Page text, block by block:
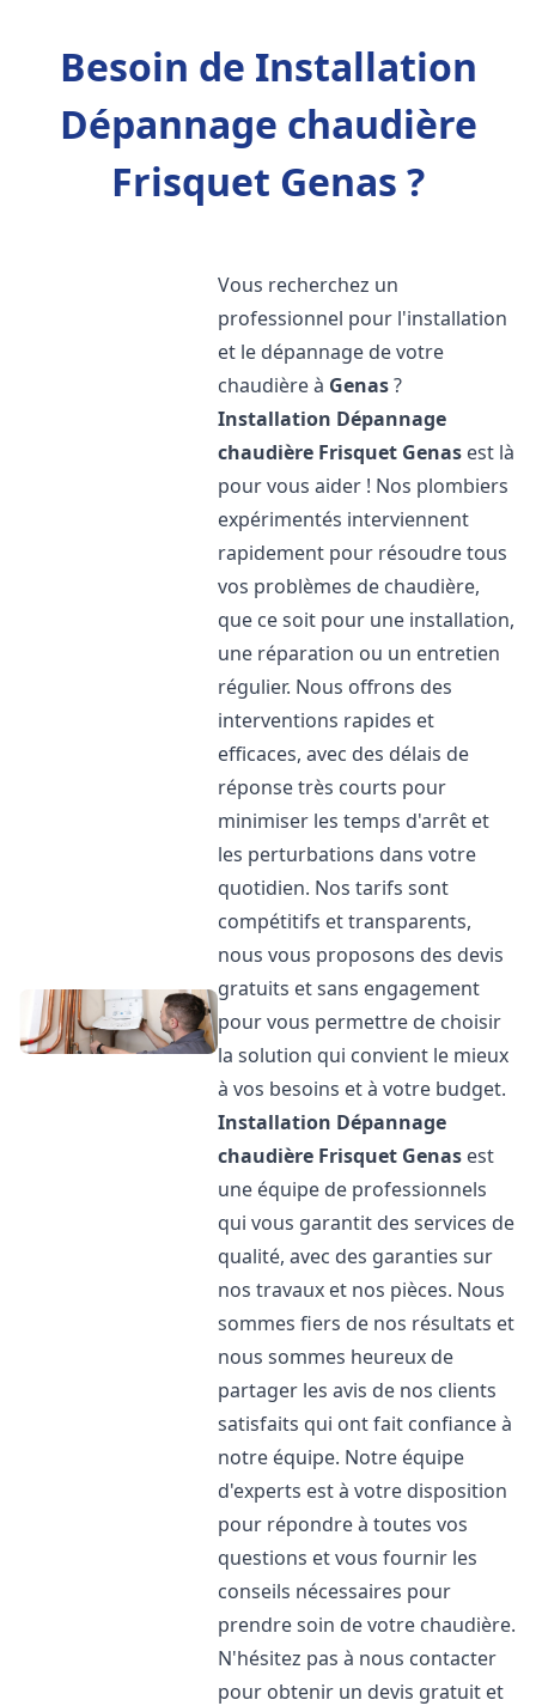
Besoin de Installation
Dépannage chaudière
Frisquet Genas ?
Vous recherchez un
professionnel pour l'installation
et le dépannage de votre
chaudière à Genas?
Installation Dépannage
chaudière Frisquet Genas est là
pour vous aider ! Nos plombiers
expérimentés interviennent
rapidement pour résoudre tous
vos problèmes de chaudière,
que ce soit pour une installation,
une réparation ou un entretien
régulier. Nous offrons des
interventions rapides et
efficaces, avec des délais de
réponse très courts pour
minimiser les temps d'arrêt et
les perturbations dans votre
quotidien. Nos tarifs sont
compétitifs et transparents,
nous vous proposons des devis
gratuits et sans engagement
pour vous permettre de choisir
la solution qui convient le mieux
à vos besoins et à votre budget.
Installation Dépannage
chaudière Frisquet Genas est
une équipe de professionnels
qui vous garantit des services de
qualité, avec des garanties sur
nos travaux et nos pièces. Nous
sommes fiers de nos résultats et
nous sommes heureux de
partager les avis de nos clients
satisfaits qui ont fait confiance à
notre équipe. Notre équipe
d'experts est à votre disposition
pour répondre à toutes vos
questions et vous fournir les
conseils nécessaires pour
prendre soin de votre chaudière.
N'hésitez pas à nous contacter
pour obtenir un devis gratuit et